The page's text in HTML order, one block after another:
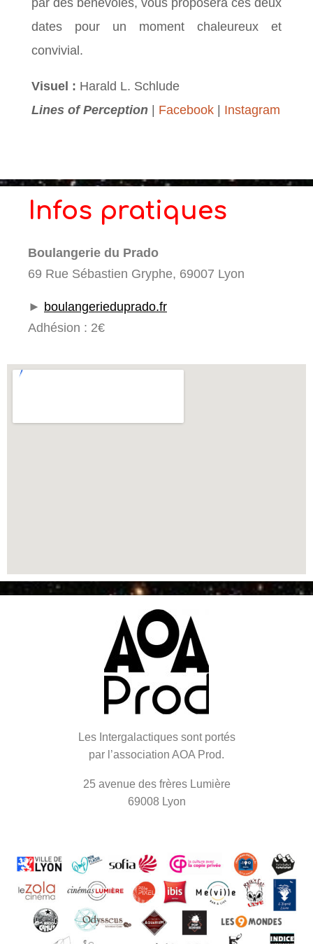
dates pour un moment chaleureux et
convivial.
Visuel : Harald L. Schlude
Lines of Perception | Facebook | Instagram
Infos pratiques
Boulangerie du Prado
69 Rue Sébastien Gryphe, 69007 Lyon
► boulangerieduprado.fr
Adhésion : 2€
Les Intergalactiques sont portés
par l’association AOA Prod.
25 avenue des frères Lumière
69008 Lyon